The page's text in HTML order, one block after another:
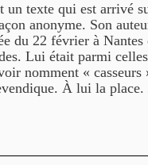
un texte qui est arrivé
anonyme. Son
du 22 février à
Lui était parmi
nomment «
À lui la place.